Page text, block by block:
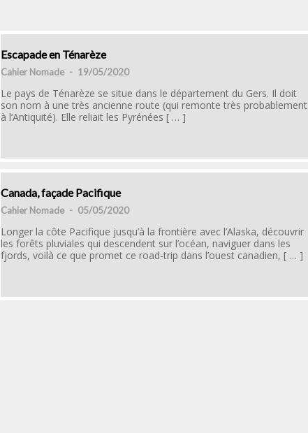
Escapade en Ténarèze
Cahier Nomade - 19/05/2020
Le pays de Ténarèze se situe dans le département du Gers. Il doit
son nom à une très ancienne route (qui remonte très probablement
à l’Antiquité). Elle reliait les Pyrénées [ … ]
Canada, façade Pacifique
Cahier Nomade - 05/05/2020
Longer la côte Pacifique jusqu’à la frontière avec l’Alaska, découvrir
les forêts pluviales qui descendent sur l’océan, naviguer dans les
fjords, voilà ce que promet ce road-trip dans l’ouest canadien, [ … ]